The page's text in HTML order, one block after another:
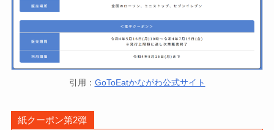
引用： GoToEatかながわ公式サイト
紙クーポン第2弾